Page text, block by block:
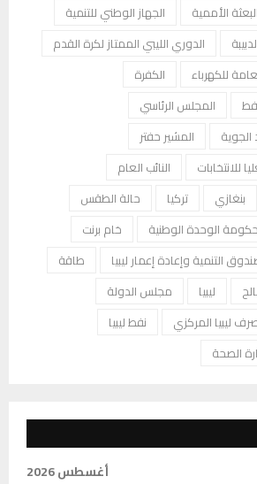
البعثة الأممية
الجهاز الوطني للتنمية
الدوري الليبي الممتاز لكرة القدم
للكهرباء
الكفرة
المجلس الرئاسي
الجوية
المشير حفتر
للانتخابات
النائب العام
بنغازي تركيا
حالة الطقس
حكومة الوحدة الوطنية
خام برنت
التنمية وإعادة إعمار ليبيا
طاقة
ليبيا
مجلس الدولة
ليبيا المركزي
نفط ليبيا
الصحة
أغسطس 2026